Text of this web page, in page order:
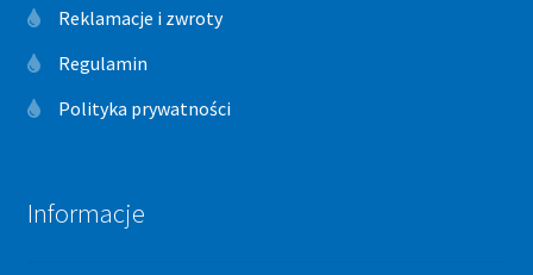
Reklamacje i zwroty
Regulamin
Polityka prywatności
Informacje